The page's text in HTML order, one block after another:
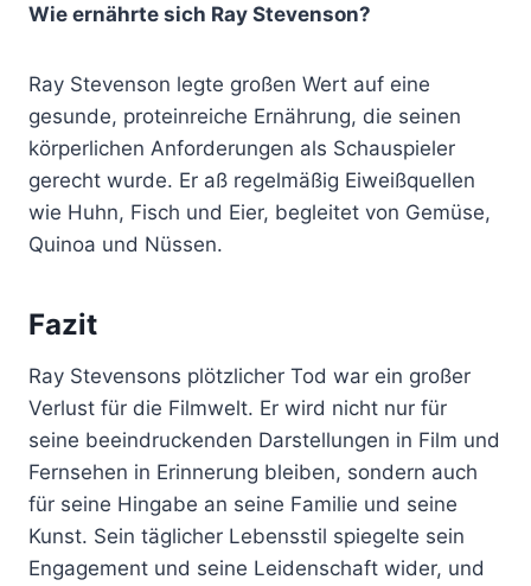
Wie ernährte sich Ray Stevenson?
Ray Stevenson legte großen Wert auf eine
gesunde, proteinreiche Ernährung, die seinen
körperlichen Anforderungen als Schauspieler
gerecht wurde. Er aß regelmäßig Eiweißquellen
wie Huhn, Fisch und Eier, begleitet von Gemüse,
Quinoa und Nüssen.
Fazit
Ray Stevensons plötzlicher Tod war ein großer
Verlust für die Filmwelt. Er wird nicht nur für
seine beeindruckenden Darstellungen in Film und
Fernsehen in Erinnerung bleiben, sondern auch
für seine Hingabe an seine Familie und seine
Kunst. Sein täglicher Lebensstil spiegelte sein
Engagement und seine Leidenschaft wider, und